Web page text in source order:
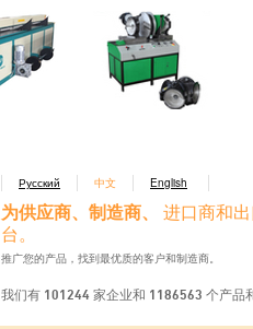
Русский 中文 English
为供应商、制造商、
进口商和
台。
推广您的产品，找到最优质的客户和制造商。
我们有 101244 家企业和 1186563 个产品